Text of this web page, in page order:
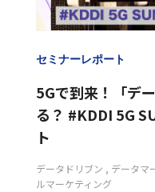
アプリマーケティング
コーポレート
ダイ
データクリーンルーム
テクノロジー
デジ
ブランドセーフティ
プロダクト
セミナーレポート
5Gで到来！「デ
る？ #KDDI 5G
ト
データドリブン データマ
ルマーケティング